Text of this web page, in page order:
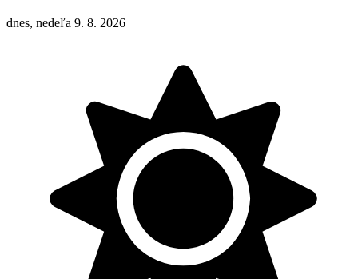
dnes, nedeľa 9. 8. 2026